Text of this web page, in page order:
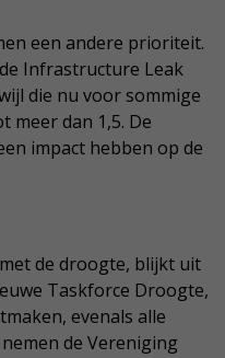
een andere prioriteit.
Infrastructure Leak
die nu voor sommige
dan 1,5. De
impact hebben op de
de droogte, blijkt uit
Taskforce Droogte,
evenals alle
de Vereniging